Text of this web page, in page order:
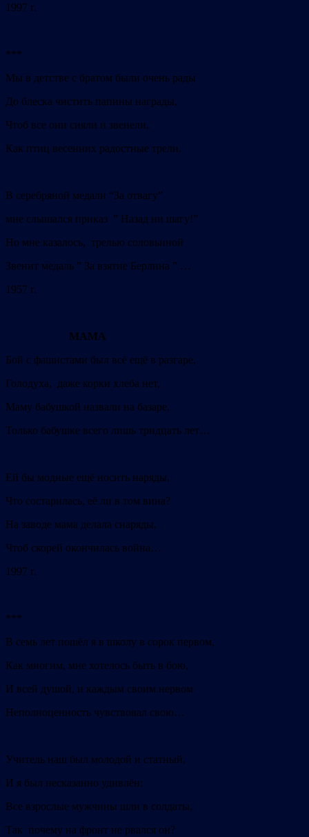
1997 г.
***
Мы в детстве с братом были очень рады
До блеска чистить папины награды,
Чтоб все они сияли и звенели,
Как птиц весенних радостные трели.
В серебряной медали “За отвагу”
мне слышался приказ ” Назад ни шагу!”
Но мне казалось, трелью соловьиной
Звенит медаль ” За взятие Берлина ” …
1957 г.
МАМА
Бой с фашистами был всё ещё в разгаре,
Голодуха, даже корки хлеба нет,
Маму бабушкой назвали на базаре,
Только бабушке всего лишь тридцать лет…
Ей бы модные ещё носить наряды,
Что состарилась, её ли в том вина?
На заводе мама делала снаряды,
Чтоб скорей окончилась война…
1997 г.
***
В семь лет пошёл я в школу в сорок первом,
Как многим, мне хотелось быть в бою,
И всей душой, и каждым своим нервом
Неполноценность чувствовал свою…
Учитель наш был молодой и статный,
И я был несказанно удивлён:
Все взрослые мужчины шли в солдаты,
Так почему на фронт не рвался он?